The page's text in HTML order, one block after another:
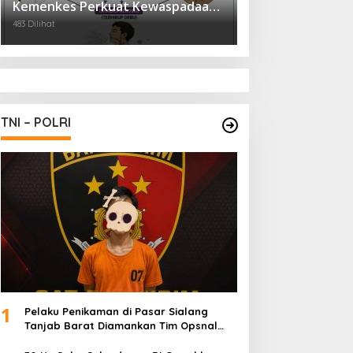
Kemenkes Perkuat Kewaspadaan
Virus Hanta
483 Dilihat
TNI – POLRI
1
Pelaku Penikaman di Pasar Sialang
Tanjab Barat Diamankan Tim Opsnal